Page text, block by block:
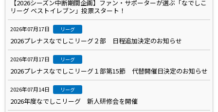
【2026シーズン中断期間企画】ファン・サポーターが選ぶ「なでしこ
リーグ ベストイレブン」投票スタート！
2026年07月17日 リーグ
2026プレナスなでしこリーグ２部 日程追加決定のお知らせ
2026年07月17日 リーグ
2026プレナスなでしこリーグ１部第15節 代替開催日決定のお知らせ
2026年07月14日 リーグ
2026年度なでしこリーグ 新人研修会を開催